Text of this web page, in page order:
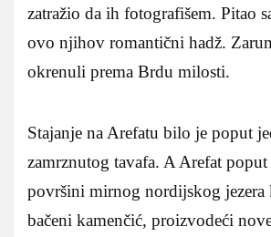
zatražio da ih fotografišem. Pitao
ovo njihov romantični hadž.
okrenuli prema Brdu milosti.
Stajanje na Arefatu bilo je poput
zamrznutog tavafa. A Arefat
površini mirnog nordijskog
bačeni kamenčić, proizvodeći